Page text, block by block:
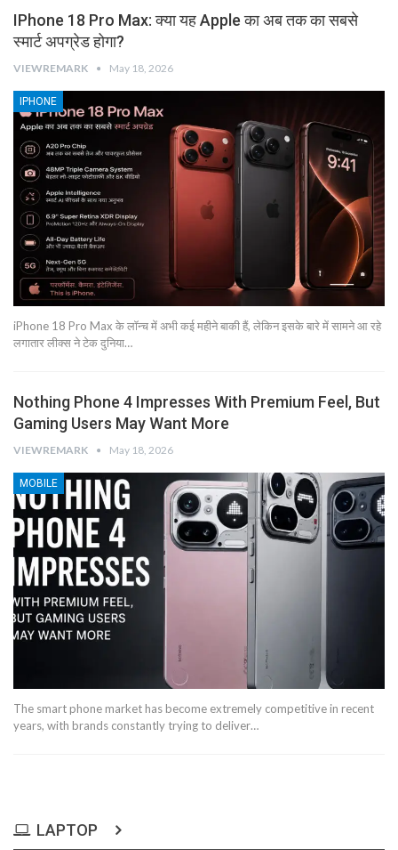
IPhone 18 Pro Max: क्या यह Apple का अब तक का सबसे
स्मार्ट अपग्रेड होगा?
VIEWREMARK May 18, 2026
IPHONE
iPhone 18 Pro Max के लॉन्च में अभी कई महीने बाकी हैं, लेकिन इसके बारे में सामने आ रहे
लगातार लीक्स ने टेक दुनिया…
Nothing Phone 4 Impresses With Premium Feel, But
Gaming Users May Want More
VIEWREMARK May 18, 2026
MOBILE
The smart phone market has become extremely competitive in recent
years, with brands constantly trying to deliver…
LAPTOP